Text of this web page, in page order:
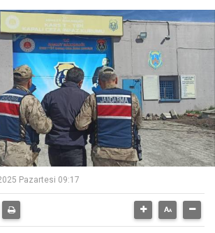
Pazartesi 09:17